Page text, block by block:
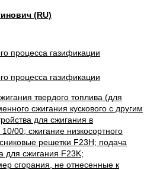
(RU)
твердого топлива (для
сжигания кускового с другим
для сжигания в
00; сжигание низкосортного
решетки F23H; подача
для сжигания F23K;
сгорания, не отнесенные к